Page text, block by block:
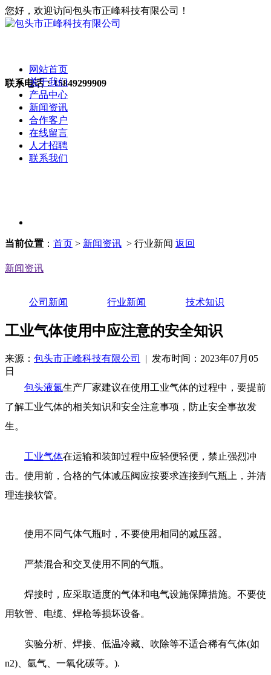
您好，欢迎访问包头市正峰科技有限公司！
联系电话：15849299909
网站首页
关于我们
产品中心
新闻资讯
合作客户
在线留言
人才招聘
联系我们
当前位置 ： 首页 > 新闻资讯 > 行业新闻 返回
新闻资讯
公司新闻 行业新闻 技术知识
工业气体使用中应注意的安全知识
来源： 包头市正峰科技有限公司
| 发布时间：2023年07月05
日
包头液氮生产厂家建议在使用工业气体的过程中，要提前
了解工业气体的相关知识和安全注意事项，防止安全事故发
生。
工业气体在运输和装卸过程中应轻便轻便，禁止强烈冲
击。使用前，合格的气体减压阀应按要求连接到气瓶上，并清
理连接软管。
使用不同气体气瓶时，不要使用相同的减压器。
严禁混合和交叉使用不同的气瓶。
焊接时，应采取适度的气体和电气设施保障措施。不要使
用软管、电缆、焊枪等损坏设备。
实验分析、焊接、低温冷藏、吹除等不适合稀有气体(如
n2)、氩气、一氧化碳等。).